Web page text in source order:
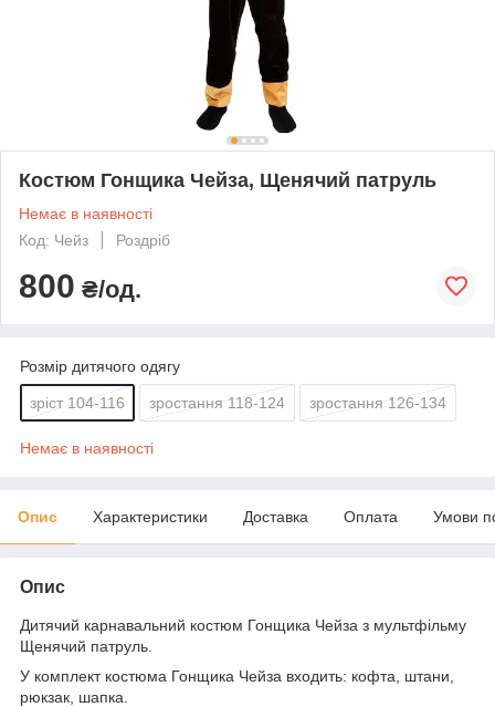
Костюм Гонщика Чейза, Щенячий патруль
Немає в наявності
Код: Чейз
Роздріб
800 ₴/од.
Розмір дитячого одягу
зріст 104-116 зростання 118-124 зростання 126-134
Немає в наявності
Опис Характеристики Доставка Оплата Умови
Опис
Дитячий карнавальний костюм Гонщика Чейза з мультфільму
Щенячий патруль.
У комплект костюма Гонщика Чейза входить: кофта, штани,
рюкзак, шапка.